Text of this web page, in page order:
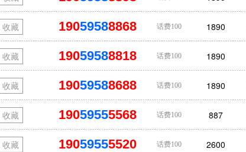
收藏 19059588868 话费100 1890
收藏 19059588818 话费100 1890
收藏 19059588688 话费100 1890
收藏 19059555568 话费100 887
收藏 19059555520 话费100 2600